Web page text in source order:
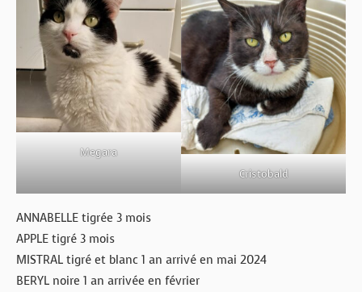
Megara
Cristobald
ANNABELLE tigrée 3 mois
APPLE tigré 3 mois
MISTRAL tigré et blanc 1 an arrivé en mai 2024
BERYL noire 1 an arrivée en février